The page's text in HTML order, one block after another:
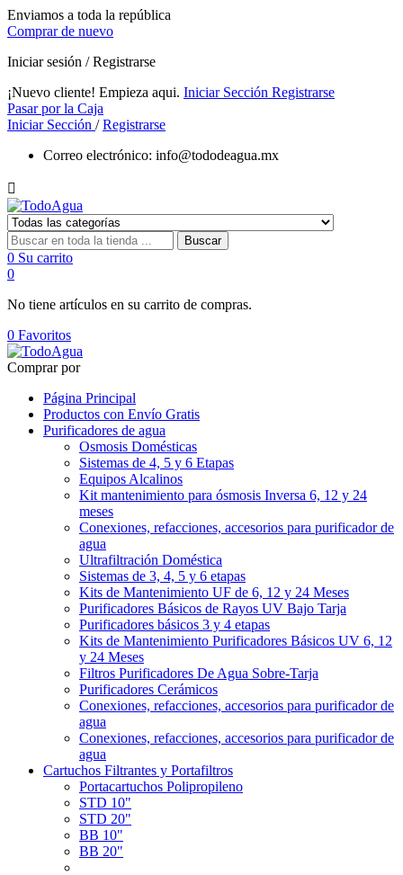
Enviamos a toda la república
Comprar de nuevo
Iniciar sesión / Registrarse
¡Nuevo cliente! Empieza aqui. Iniciar Sección Registrarse
Pasar por la Caja
Iniciar Sección /Registrarse
Correo electrónico: info@tododeagua.mx

Buscar
0 Su carrito
0
No tiene artículos en su carrito de compras.
0 Favoritos
Comprar por
Página Principal
Productos con Envío Gratis
Purificadores de agua
Osmosis Domésticas
Sistemas de 4, 5 y 6 Etapas
Equipos Alcalinos
Kit mantenimiento para ósmosis Inversa 6, 12 y 24
meses
Conexiones, refacciones, accesorios para purificador de
agua
Ultrafiltración Doméstica
Sistemas de 3, 4, 5 y 6 etapas
Kits de Mantenimiento UF de 6, 12 y 24 Meses
Purificadores Básicos de Rayos UV Bajo Tarja
Purificadores básicos 3 y 4 etapas
Kits de Mantenimiento Purificadores Básicos UV 6, 12
y 24 Meses
Filtros Purificadores De Agua Sobre-Tarja
Purificadores Cerámicos
Conexiones, refacciones, accesorios para purificador de
agua
Conexiones, refacciones, accesorios para purificador de
agua
Cartuchos Filtrantes y Portafiltros
Portacartuchos Polipropileno
STD 10"
STD 20"
BB 10"
BB 20"